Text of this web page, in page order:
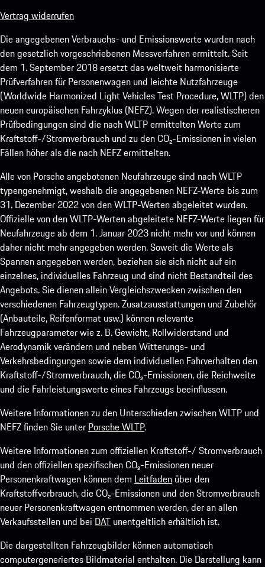
Vertrag widerrufen
Die angegebenen Verbrauchs- und Emissionswerte wurden nach
den gesetzlich vorgeschriebenen Messverfahren ermittelt. Seit
dem 1. September 2018 ersetzt das weltweit harmonisierte
Prüfverfahren für Personenwagen und leichte Nutzfahrzeuge
(Worldwide Harmonized Light Vehicles Test Procedure, WLTP) den
neuen europäischen Fahrzyklus (NEFZ). Wegen der realistischeren
Prüfbedingungen sind die nach WLTP ermittelten Werte zum
Kraftstoff-/Stromverbrauch und zu den CO₂-Emissionen in vielen
Fällen höher als die nach NEFZ ermittelten.
Alle von Porsche angebotenen Neufahrzeuge sind nach WLTP
typengenehmigt, weshalb die angegebenen NEFZ-Werte bis zum
31. Dezember 2022 von den WLTP-Werten abgeleitet wurden.
Offizielle von den WLTP-Werten abgeleitete NEFZ-Werte liegen für
Neufahrzeuge ab dem 1. Januar 2023 nicht mehr vor und können
daher nicht mehr angegeben werden. Soweit die Werte als
Spannen angegeben werden, beziehen sie sich nicht auf ein
einzelnes, individuelles Fahrzeug und sind nicht Bestandteil des
Angebots. Sie dienen allein Vergleichszwecken zwischen den
verschiedenen Fahrzeugtypen. Zusatzausstattungen und Zubehör
(Anbauteile, Reifenformat usw.) können relevante
Fahrzeugparameter wie z. B. Gewicht, Rollwiderstand und
Aerodynamik verändern und neben Witterungs- und
Verkehrsbedingungen sowie dem individuellen Fahrverhalten den
Kraftstoff-/Stromverbrauch, die CO₂-Emissionen, die Reichweite
und die Fahrleistungswerte eines Fahrzeugs beeinflussen.
Weitere Informationen zu den Unterschieden zwischen WLTP und
NEFZ finden Sie unter Porsche WLTP.
Weitere Informationen zum offiziellen Kraftstoff-/ Stromverbrauch
und den offiziellen spezifischen CO₂-Emissionen neuer
Personenkraftwagen können dem Leitfaden über den
Kraftstoffverbrauch, die CO₂-Emissionen und den Stromverbrauch
neuer Personenkraftwagen entnommen werden, der an allen
Verkaufsstellen und bei DAT unentgeltlich erhältlich ist.
Die dargestellten Fahrzeugbilder können automatisch
computergeneriertes Bildmaterial enthalten. Die Darstellung kann